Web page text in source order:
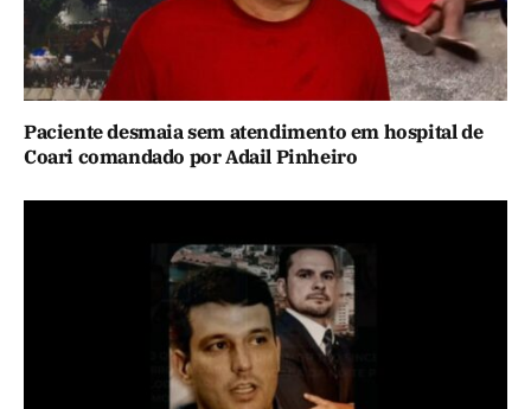
Paciente desmaia sem atendimento em hospital de
Coari comandado por Adail Pinheiro